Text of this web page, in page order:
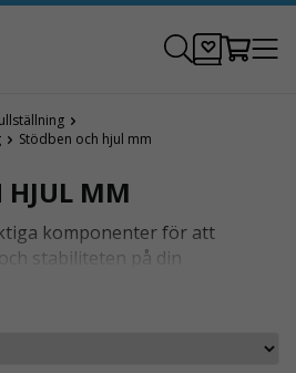
Stödben och hjul mm
HJUL MM
komponenter för att
stabiliteten på din
sortiment kan du anpassa
specifika arbetskrav och
Oavsett behov, så har
kvalitet.